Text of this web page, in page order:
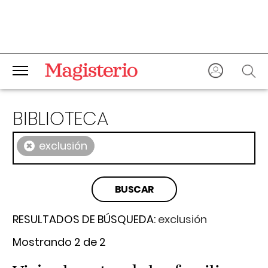
BIBLIOTECA
× exclusión
RESULTADOS DE BÚSQUEDA: exclusión
Mostrando 2 de 2